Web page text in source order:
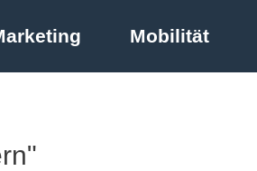
Mobilität